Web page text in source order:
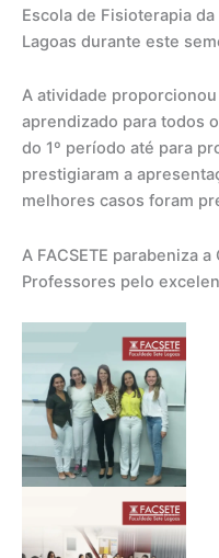
Escola de Fisioterapia da
Lagoas durante este
A atividade
aprendizado para todos
do 1º período até para
prestigiaram a
melhores casos foram
A FACSETE parabeniza
Professores pelo